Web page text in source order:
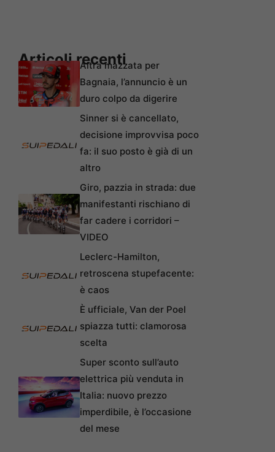
Articoli recenti
Altra mazzata per
Bagnaia, l’annuncio è un
duro colpo da digerire
Sinner si è cancellato,
decisione improvvisa poco
fa: il suo posto è già di un
altro
Giro, pazzia in strada: due
manifestanti rischiano di
far cadere i corridori –
VIDEO
Leclerc-Hamilton,
retroscena stupefacente:
è caos
È ufficiale, Van der Poel
spiazza tutti: clamorosa
scelta
Super sconto sull’auto
elettrica più venduta in
Italia: nuovo prezzo
imperdibile, è l’occasione
del mese